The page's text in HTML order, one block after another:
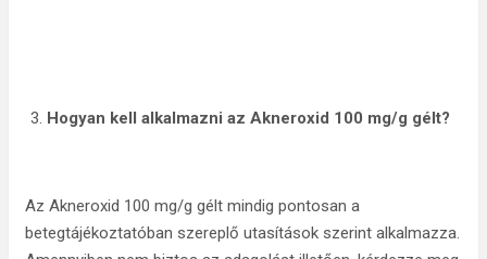
Hogyan kell alkalmazni az Akneroxid 100 mg/g gélt?
Az Akneroxid 100 mg/g gélt mindig pontosan a
betegtájékoztatóban szereplő utasítások szerint alkalmazza.